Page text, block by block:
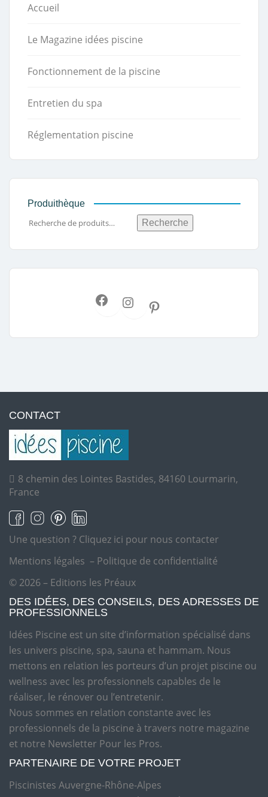
Accueil
Le Magazine idées piscine
Fonctionnement de la piscine
Entretien du spa
Réglementation piscine
Produithèque
Recherche
CONTACT
8 chemin des Lointes Bastides, 84160 Lourmarin,
France
Une question ? Cliquez ici pour nous contacter
Mentions légales – Politique de confidentialité
© 2026 – Editions les Préaux
DES IDÉES, DES CONSEILS, DES ADRESSES DE
PROFESSIONNELS
Idées Piscine est un site d’information spécialisé dans
les univers piscine, spa, sauna et hammam. Nous
mettons en relation les porteurs d’un projet piscine ou
wellness avec les professionnels capables de le
réaliser, le rénover ou l’entretenir.
Nous sommes en relation constante avec les
professionnels de la piscine à travers notre magazine
et notre Newsletter Pour les Pros.
PARTENAIRE DE VOTRE PROJET
Piscinistes Auvergne-Rhône-Alpes